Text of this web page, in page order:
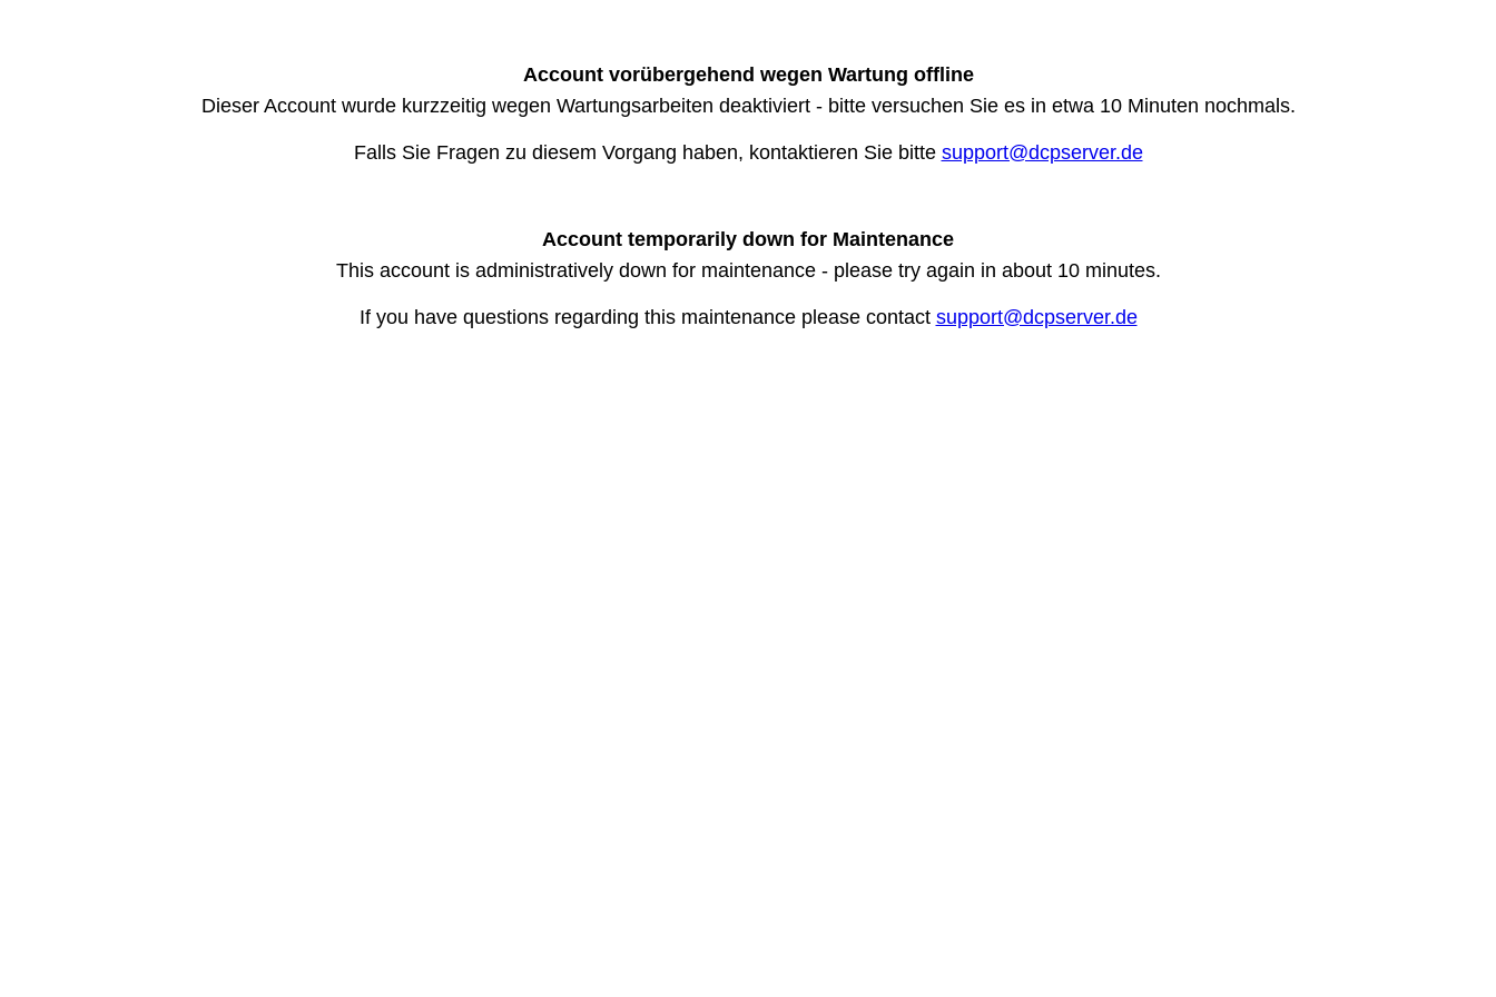
Account vorübergehend wegen Wartung offline
Dieser Account wurde kurzzeitig wegen Wartungsarbeiten deaktiviert - bitte versuchen Sie es in etwa 10 Minuten nochmals.
Falls Sie Fragen zu diesem Vorgang haben, kontaktieren Sie bitte support@dcpserver.de
Account temporarily down for Maintenance
This account is administratively down for maintenance - please try again in about 10 minutes.
If you have questions regarding this maintenance please contact support@dcpserver.de